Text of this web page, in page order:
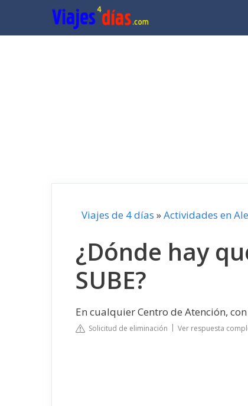
contenido
Viajes de 4 días »Actividades en
¿Dónde hay
SUBE?
En cualquier Centro de Atención,
Solicitud de eliminación Ver respuesta